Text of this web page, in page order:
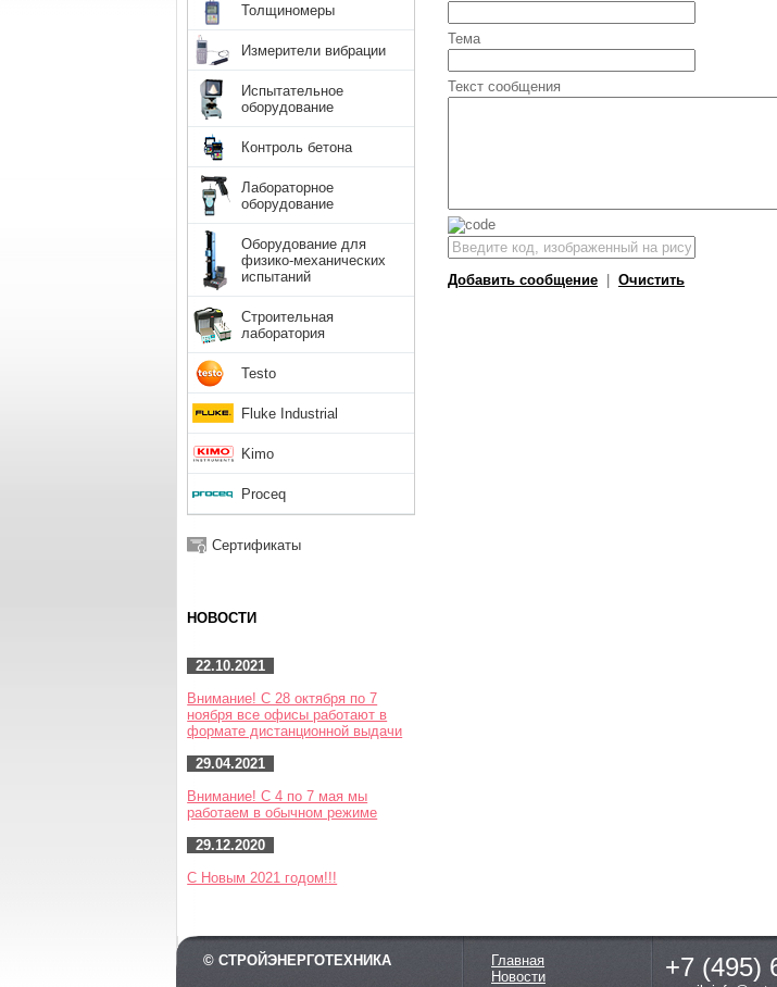
Тема
Текст сообщения
Добавить сообщение Очистить
Толщиномеры
Измерители вибрации
Испытательное
оборудование
Контроль бетона
Лабораторное
оборудование
Оборудование для
физико-механических
испытаний
Строительная
лаборатория
Testo
Fluke Industrial
Kimo
Proceq
Сертификаты
НОВОСТИ
22.10.2021
Внимание! С 28 октября по 7
ноября все офисы работают в
формате дистанционной выдачи
29.04.2021
Внимание! С 4 по 7 мая мы
работаем в обычном режиме
29.12.2020
С Новым 2021 годом!!!
© СТРОЙЭНЕРГОТЕХНИКА
Главная
Новости
+7 (495)